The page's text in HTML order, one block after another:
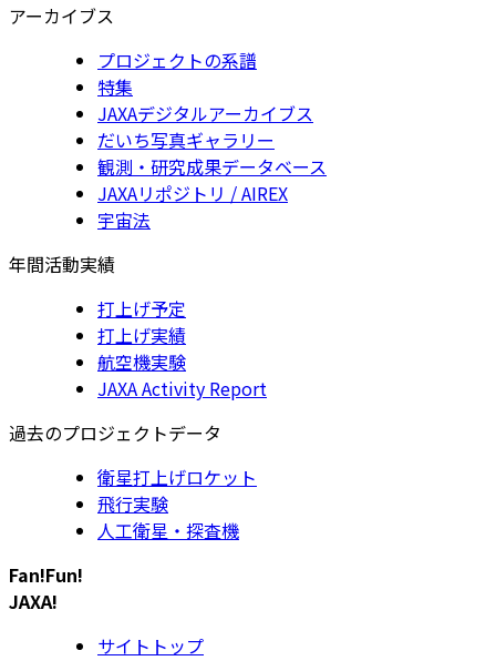
アーカイブス
プロジェクトの系譜
特集
JAXAデジタルアーカイブス
だいち写真ギャラリー
観測・研究成果データベース
JAXAリポジトリ / AIREX
宇宙法
年間活動実績
打上げ予定
打上げ実績
航空機実験
JAXA Activity Report
過去のプロジェクトデータ
衛星打上げロケット
飛行実験
人工衛星・探査機
Fan!Fun!
JAXA!
サイトトップ